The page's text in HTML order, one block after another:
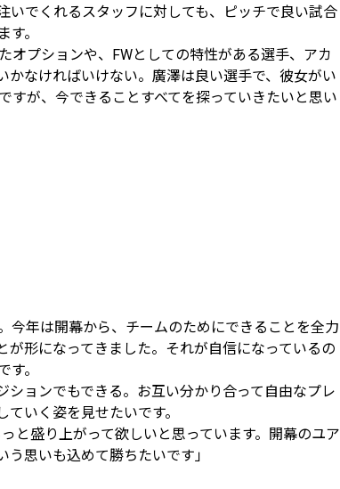
いでくれるスタッフに対しても、ピッチで良い試合
。
プションや、FWとしての特性がある選手、アカ
なければいけない。廣澤は良い選手で、彼女がい
すが、今できることすべてを探っていきたいと思い
年は開幕から、チームのためにできることを全力
形になってきました。それが自信になっているの
。
ョンでもできる。お互い分かり合って自由なプレ
いく姿を見せたいです。
と盛り上がって欲しいと思っています。開幕のユア
思いも込めて勝ちたいです」